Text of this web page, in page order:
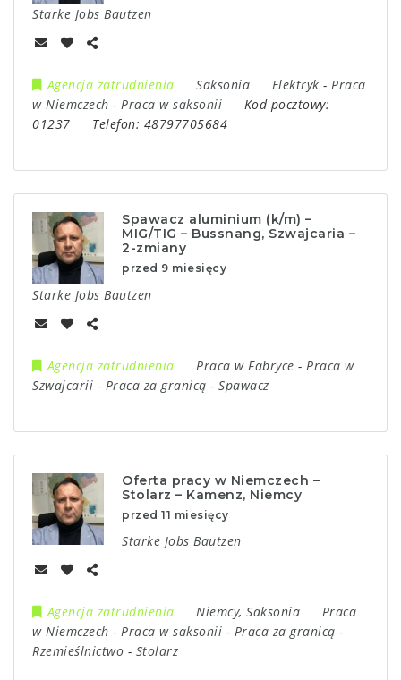
Starke Jobs Bautzen
Agencja zatrudnienia Saksonia Elektryk - Praca
w Niemczech - Praca w saksonii
Kod pocztowy:
01237
Telefon: 48797705684
Spawacz aluminium (k/m) –
MIG/TIG – Bussnang, Szwajcaria –
2-zmiany
przed 9 miesięcy
Starke Jobs Bautzen
Agencja zatrudnienia Praca w Fabryce - Praca w
Szwajcarii - Praca za granicą - Spawacz
Oferta pracy w Niemczech –
Stolarz – Kamenz, Niemcy
przed 11 miesięcy
Starke Jobs Bautzen
Agencja zatrudnienia Niemcy, Saksonia
Praca
w Niemczech - Praca w saksonii - Praca za granicą -
Rzemieślnictwo - Stolarz